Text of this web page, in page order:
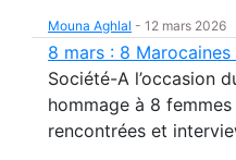
Mouna Aghlal - 12 mars 2026
8 mars : 8
Société-A l’occasion
hommage à 8
rencontrées et